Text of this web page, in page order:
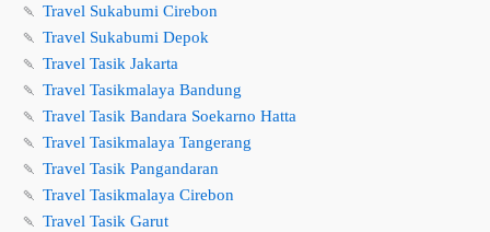
🍡 Travel Sukabumi Cirebon
🍡 Travel Sukabumi Depok
🍡 Travel Tasik Jakarta
🍡 Travel Tasikmalaya Bandung
🍡 Travel Tasik Bandara Soekarno Hatta
🍡 Travel Tasikmalaya Tangerang
🍡 Travel Tasik Pangandaran
🍡 Travel Tasikmalaya Cirebon
🍡 Travel Tasik Garut